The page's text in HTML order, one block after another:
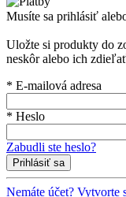
Musíte sa prihlásiť
Uložte si produkty do
neskôr alebo ich
* E-mailová adresa
* Heslo
Zabudli ste heslo?
Prihlásiť sa
Nemáte účet? Vytvorte